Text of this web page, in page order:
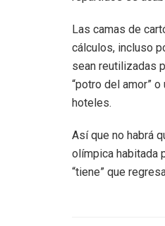
Las camas de
cálculos, incluso
sean reutilizadas
“potro del amor”
hoteles.
Así que no habrá
olímpica habitada
“tiene” que